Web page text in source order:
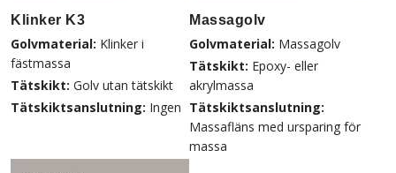
Klinker K3
Golvmaterial: Klinker i
fästmassa
Tätskikt: Golv utan tätskikt
Tätskiktsanslutning: Ingen
Massagolv
Golvmaterial: Massagolv
Tätskikt: Epoxy- eller
akrylmassa
Tätskiktsanslutning:
Massafläns med ursparing för
massa